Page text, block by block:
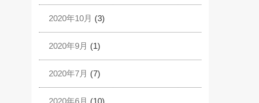
2020年10月 (3)
2020年9月 (1)
2020年7月 (7)